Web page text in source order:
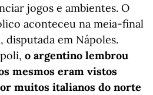
jogos e ambientes. O
aconteceu na meia-final
em Nápoles.
o argentino lembrou
mesmos eram vistos
muitos italianos do norte